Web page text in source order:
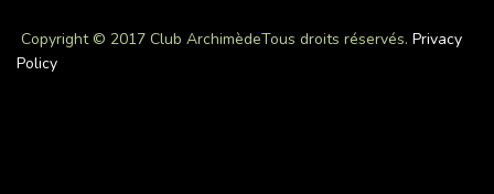
Copyright © 2017 Club ArchimèdeTous droits réservés. Privacy
Policy